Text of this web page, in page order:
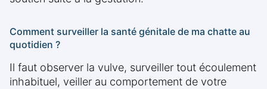
Comment surveiller la santé génitale de ma chatte au
quotidien ?
Il faut observer la vulve, surveiller tout écoulement
inhabituel, veiller au comportement de votre